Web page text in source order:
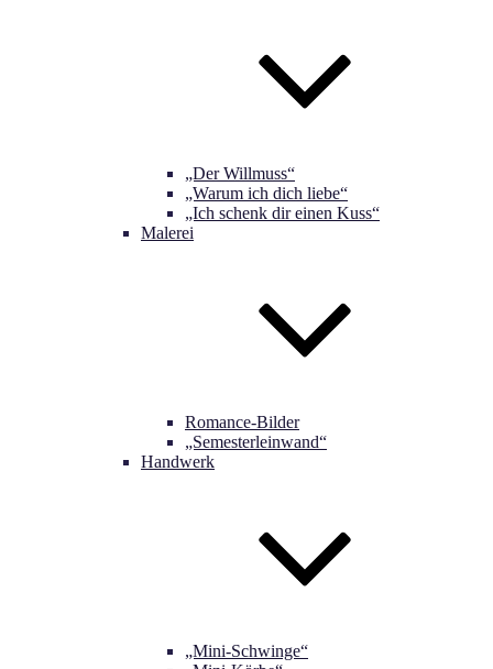
„Der Willmuss“
„Warum ich dich liebe“
„Ich schenk dir einen Kuss“
Malerei
Romance-Bilder
„Semesterleinwand“
Handwerk
„Mini-Schwinge“